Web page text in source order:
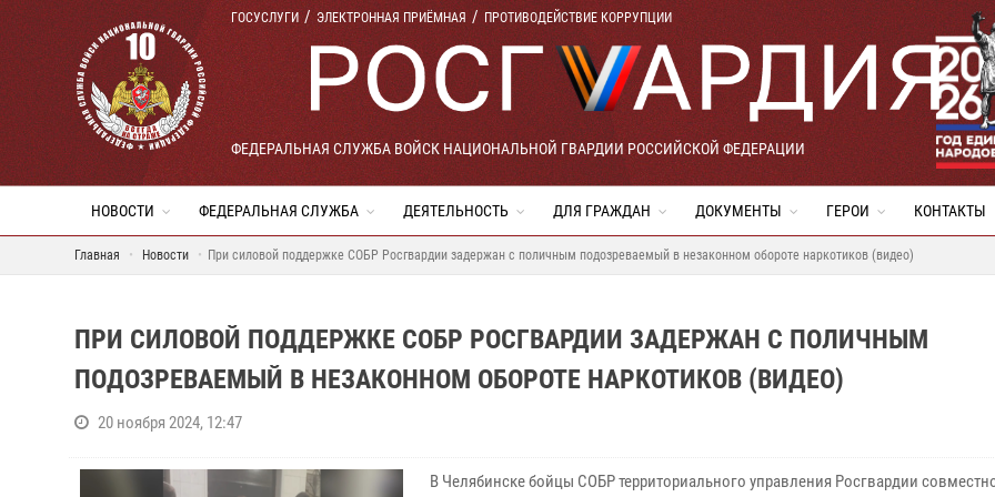
ГОСУСЛУГИ ЭЛЕКТРОННАЯ ПРИЁМНАЯ ПРОТИВОДЕЙСТВИЕ КОРРУПЦИИ
ФЕДЕРАЛЬНАЯ СЛУЖБА ВОЙСК НАЦИОНАЛЬНОЙ ГВАРДИИ РОССИЙСКОЙ ФЕДЕРАЦИИ
НОВОСТИ ФЕДЕРАЛЬНАЯ СЛУЖБА ДЕЯТЕЛЬНОСТЬ ДЛЯ ГРАЖДАН ДОКУМЕНТЫ ГЕРОИ КОНТАКТЫ
Главная Новости При силовой поддержке СОБР Росгвардии задержан с поличным подозреваемый в незаконном обороте наркотиков (видео)
ПРИ СИЛОВОЙ ПОДДЕРЖКЕ СОБР РОСГВАРДИИ ЗАДЕРЖАН С ПОЛИЧНЫМ
ПОДОЗРЕВАЕМЫЙ В НЕЗАКОННОМ ОБОРОТЕ НАРКОТИКОВ (ВИДЕО)
20 ноября 2024, 12:47
В Челябинске бойцы СОБР территориального управления Росгвардии